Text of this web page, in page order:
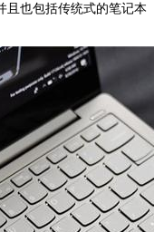
且也包括传统式的笔记本